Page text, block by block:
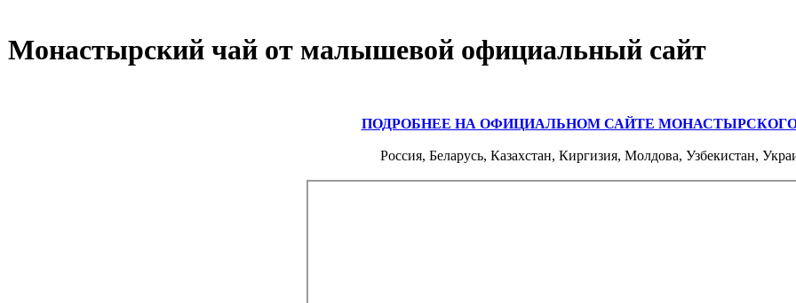
Монастырский чай от малышевой официальный сайт
ПОДРОБНЕЕ НА ОФИЦИАЛЬНОМ САЙТЕ
Россия, Беларусь, Казахстан, Киргизия, Молдова, Узбекистан,